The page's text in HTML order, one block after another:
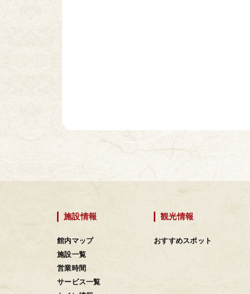
施設情報
館内マップ
施設一覧
営業時間
サービス一覧
観光情報
おすすめスポット